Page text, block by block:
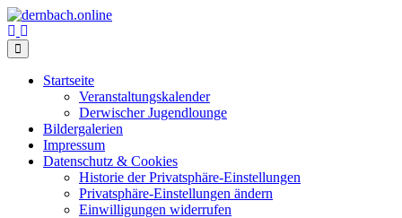
Skip
to
content
Startseite
Veranstaltungskalender
Derwischer Jugendlounge
Bildergalerien
Impressum
Datenschutz & Cookies
Historie der Privatsphäre-Einstellungen
Privatsphäre-Einstellungen ändern
Einwilligungen widerrufen